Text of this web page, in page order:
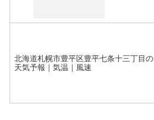
北海道札幌市豊平区豊平七条十三丁目の
天気予報｜気温｜風速